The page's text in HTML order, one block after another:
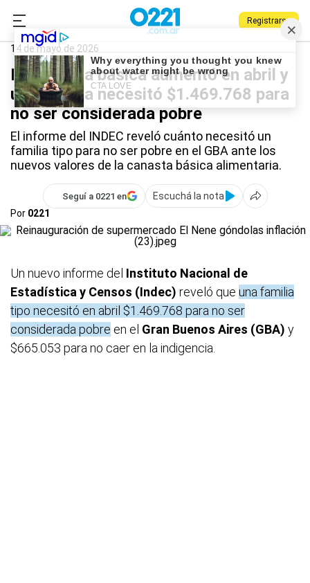
Registrarse
0221.com.ar
Canasta Básica
14 de mayo de 2026
La canasta básica aumentó en abril y
una familia necesitó $1.469.768 para
no ser considerada pobre
El informe del INDEC reveló cuánto necesitó un
familia tipo para no ser pobre en el GBA ante los
nuevos valores de la canasta básica alimentaria.
Seguí a 0221 en
Escuchá la nota
Por 0221
Un nuevo informe del Instituto Nacional de
Estadística y Censos (Indec) reveló que una familia
tipo necesitó en abril $1.469.768 para no ser
considerada pobre en el Gran Buenos Aires (GBA) y
$665.053 para no caer en la indigencia.